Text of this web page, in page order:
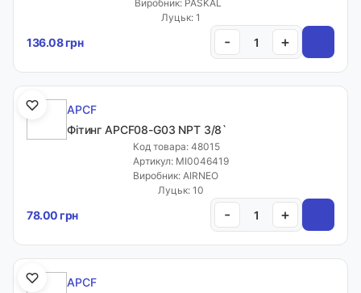
Виробник: PASKAL
Луцьк: 1
136.08 грн - +
APCF
Фітинг APCF08-G03 NPT 3/8`
Код товара: 48015
Артикул: MI0046419
Виробник: AIRNEO
Луцьк: 10
78.00 грн - +
APCF